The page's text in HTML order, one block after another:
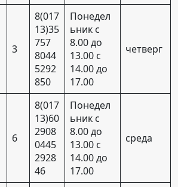
3
8(017
13)35
757
8044
5292
850
Понедел
ьник с
8.00 до
13.00 с
14.00 до
17.00
четверг
6
8(017
13)60
2908
0445
2928
46
Понедел
ьник с
8.00 до
13.00 с
14.00 до
17.00
среда